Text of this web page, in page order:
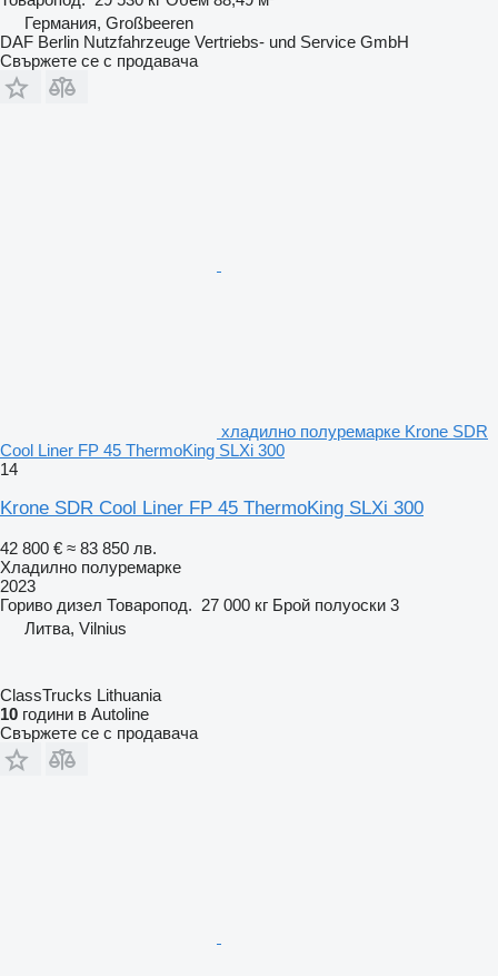
Германия, Großbeeren
DAF Berlin Nutzfahrzeuge Vertriebs- und Service GmbH
Свържете се с продавача
хладилно полуремарке Krone SDR
Cool Liner FP 45 ThermoKing SLXi 300
14
Krone SDR Cool Liner FP 45 ThermoKing SLXi 300
42 800 € ≈ 83 850 лв.
Хладилно полуремарке
2023
Гориво дизел Товаропод. 27 000 кг Брой полуоски 3
Литва, Vilnius
ClassTrucks Lithuania
10 години в Autoline
Свържете се с продавача